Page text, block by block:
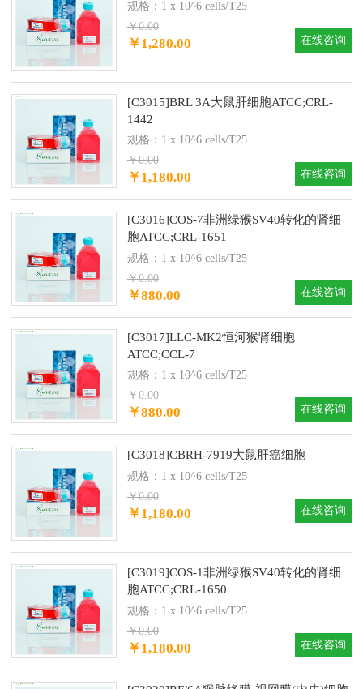
规格：1 x 10^6 cells/T25
￥0.00
￥1,280.00 在线咨询
[C3015]BRL 3A大鼠肝细胞ATCC;CRL-
1442
规格：1 x 10^6 cells/T25
￥0.00
￥1,180.00 在线咨询
[C3016]COS-7非洲绿猴SV40转化的肾细
胞ATCC;CRL-1651
规格：1 x 10^6 cells/T25
￥0.00
￥880.00 在线咨询
[C3017]LLC-MK2恒河猴肾细胞
ATCC;CCL-7
规格：1 x 10^6 cells/T25
￥0.00
￥880.00 在线咨询
[C3018]CBRH-7919大鼠肝癌细胞
规格：1 x 10^6 cells/T25
￥0.00
￥1,180.00 在线咨询
[C3019]COS-1非洲绿猴SV40转化的肾细
胞ATCC;CRL-1650
规格：1 x 10^6 cells/T25
￥0.00
￥1,180.00 在线咨询